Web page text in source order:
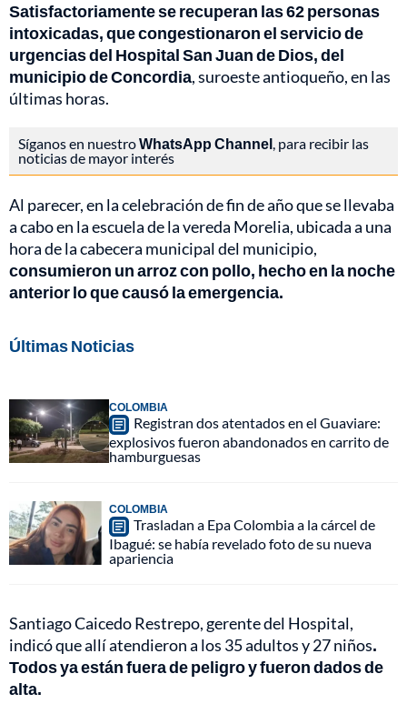
Satisfactoriamente se recuperan las 62 personas
intoxicadas, que congestionaron el servicio de
urgencias del Hospital San Juan de Dios, del
municipio de Concordia, suroeste antioqueño, en las
últimas horas.
Síganos en nuestroWhatsApp Channel, para recibir las
noticias de mayor interés
Al parecer, en la celebración de fin de año que se llevaba
a cabo en la escuela de la vereda Morelia, ubicada a una
hora de la cabecera municipal del municipio,
consumieron un arroz con pollo, hecho en la noche
anterior lo que causó la emergencia.
Últimas Noticias
COLOMBIA
Registran dos atentados en el Guaviare:
explosivos fueron abandonados en carrito de
hamburguesas
COLOMBIA
Trasladan a Epa Colombia a la cárcel de
Ibagué: se había revelado foto de su nueva
apariencia
Santiago Caicedo Restrepo, gerente del Hospital,
indicó que allí atendieron a los 35 adultos y 27 niños.
Todos ya están fuera de peligro y fueron dados de
alta.